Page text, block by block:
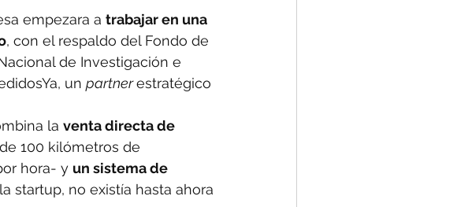
empezara a trabajar en una
, con el respaldo del Fondo de
de Investigación e
un partner estratégico
la venta directa de
100 kilómetros de
hora- y un sistema de
startup, no existía hasta ahora